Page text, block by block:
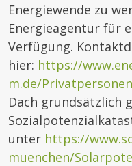
Energiewende zu
Energieagentur für
Verfügung.
hier: https://
m.de/
Dach grundsätzlich
unter https://
muenchen/